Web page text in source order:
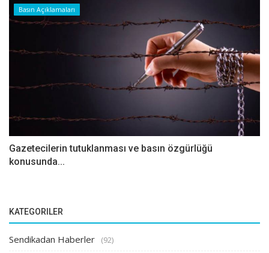
Basın Açıklamaları
Gazetecilerin tutuklanması ve basın özgürlüğü
konusunda...
KATEGORILER
Sendikadan Haberler (92)